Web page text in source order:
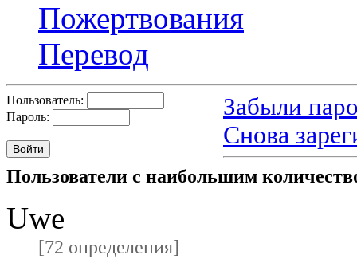
Пожертвования
Перевод
Пользователь:
Пароль:
Забыли
Снова
Пользователи с наибольшим
Uwe
[72 определения]